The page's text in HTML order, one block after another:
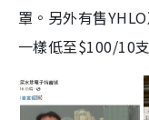
罩。另外有售
一樣低至$100/10